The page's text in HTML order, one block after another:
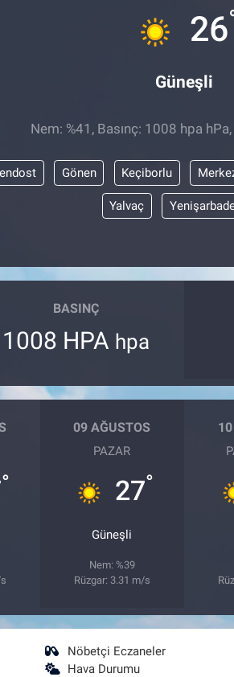
26
Güneşli
Nem: %41, Basınç: 1008 hpa
Gönen Keçiborlu
Yalvaç
BASINÇ
1008 HPA hpa
°
09 AĞUSTOS
PAZAR
27°
Güneşli
Nem: %39
Rüzgar: 3.31 m/s
Nöbetçi Eczaneler
Hava Durumu